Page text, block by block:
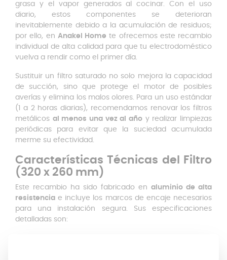
grasa y el vapor generados al cocinar. Con el uso
diario, estos componentes se deterioran
inevitablemente debido a la acumulación de residuos;
por ello, en Anakel Home te ofrecemos este recambio
individual de alta calidad para que tu electrodoméstico
vuelva a rendir como el primer día.
Sustituir un filtro saturado no solo mejora la capacidad
de succión, sino que protege el motor de posibles
averías y elimina los malos olores. Para un uso estándar
(1 a 2 horas diarias), recomendamos renovar los filtros
metálicos al menos una vez al año y realizar limpiezas
periódicas para evitar que la suciedad acumulada
merme su efectividad.
Características Técnicas del Filtro
(320 x 260 mm)
Este recambio ha sido fabricado en aluminio de alta
resistencia e incluye los marcos de encaje necesarios
para una instalación segura. Sus especificaciones
detalladas son: